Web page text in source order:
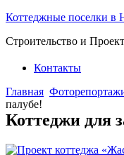
Коттеджные поселки
Строительство и
Контакты
Главная
палубе!
Коттеджи для